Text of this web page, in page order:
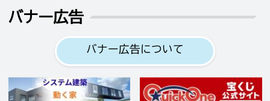
バナー広告
バナー広告について